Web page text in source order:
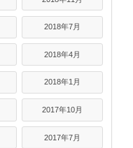
2018年7月
2018年4月
2018年1月
2017年10月
2017年7月